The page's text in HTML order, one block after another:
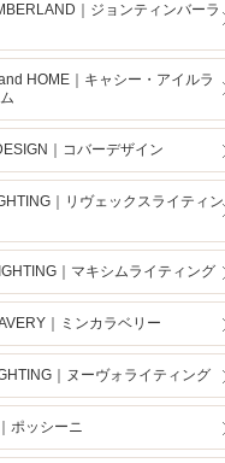
｜ジョンティンバーラ
HOME｜キャシー・アイルラ
｜コバーデザイン
｜リヴェックスライティン
｜マキシムライティング
｜ミンカラベリー
｜ヌーヴォライティング
ポッシーニ